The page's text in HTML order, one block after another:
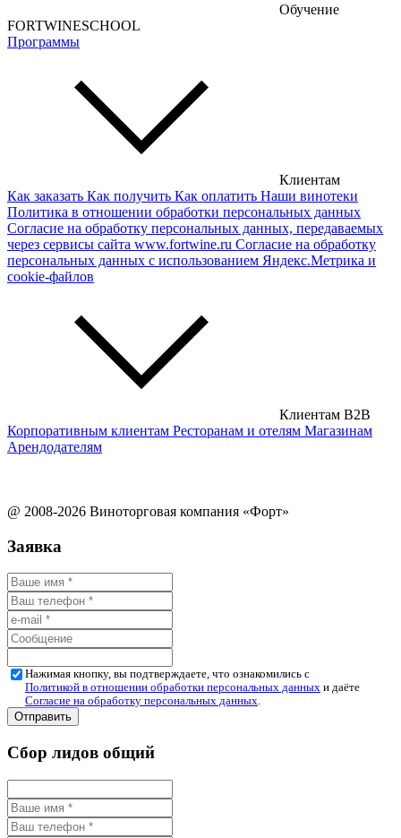
Армянские вина
Американские вина
Грузинские вина
Сирийские вина
Обучение
FORTWINESCHOOL
Программы
Клиентам
Как заказать Как получить Как оплатить Наши винотеки
Политика в отношении обработки персональных данных
Согласие на обработку персональных данных, передаваемых
через сервисы сайта www.fortwine.ru Согласие на обработку
персональных данных с использованием Яндекс.Метрика и
cookie-файлов
Клиентам B2B
Корпоративным клиентам Ресторанам и отелям Магазинам
Арендодателям
@ 2008-2026 Виноторговая компания «Форт»
Заявка
Нажимая кнопку, вы подтверждаете, что ознакомились с
Политикой в отношении обработки персональных данных и даёте
Согласие на обработку персональных данных.
Сбор лидов общий